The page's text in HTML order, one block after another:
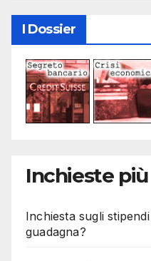
I Dossier
Inchieste
Inchiesta sugli
guadagna?